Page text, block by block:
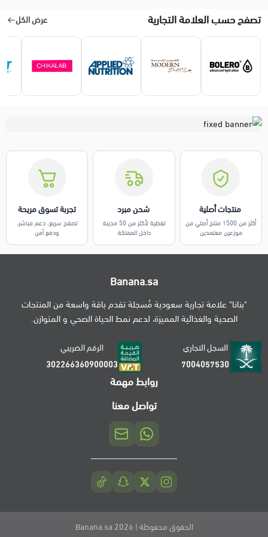
تصفح حسب العلامة التجارية عرض الكل
️ منتجات أصلية
أكثر من 1500 منتج أصلي من
موزعين معتمدين
️ شحن مبرد
تغطية لأكثر من 50 مدينة
داخل المملكة
تجربة تسوق مريحة
تصفح سريع، دعم مباشر،
ودفع آمن
Banana.sa
"بنانا" علامة تجارية سعودية مُسجلة تقدم باقة واسعة من المنتجات
الصحية والغذائية المميزة، لدعم نمط الحياة الصحي و المتوازن.
السجل التجاري
7004057530
الرقم الضريبي
302266360900003
روابط مهمة
تواصل معنا
الحقوق محفوظة | 2026 Banana.sa